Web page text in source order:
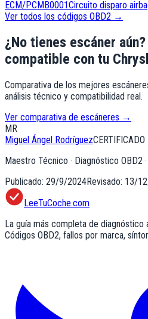
ECM/PCMB0001Circuito disparo
Ver todos los códigos OBD2 →
¿No tienes escáner
compatible con tu
Comparativa de los mejores
análisis técnico y compatibilidad real.
Ver comparativa de escáneres →
MR
Miguel Ángel RodríguezCERTIFICADO
Maestro Técnico · Diagnóstico OBD2
Publicado: 29/9/2024Revisado: 13/
LeeTuCoche.com
La guía más completa de diagnóstico
Códigos OBD2, fallos por marca,